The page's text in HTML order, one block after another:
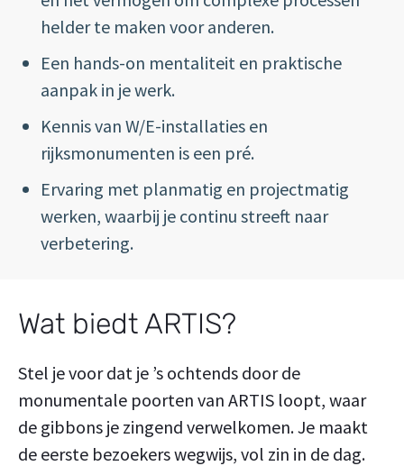
helder te maken voor anderen.
Een hands-on mentaliteit en praktische
aanpak in je werk.
Kennis van W/E-installaties en
rijksmonumenten is een pré.
Ervaring met planmatig en projectmatig
werken, waarbij je continu streeft naar
verbetering.
Wat biedt ARTIS?
Stel je voor dat je ’s ochtends door de
monumentale poorten van ARTIS loopt, waar
de gibbons je zingend verwelkomen. Je maakt
de eerste bezoekers wegwijs, vol zin in de dag.